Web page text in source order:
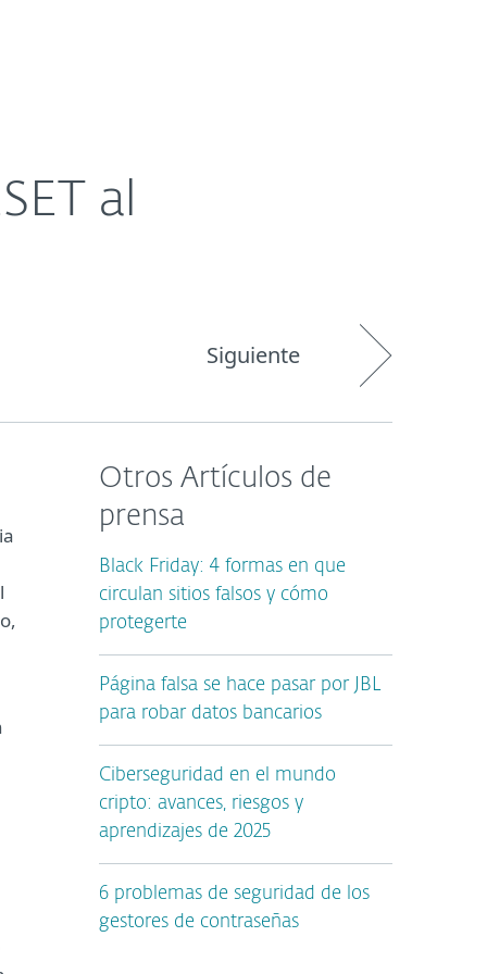
al
Siguiente
Otros Artículos de
prensa
Black Friday: 4 formas en que
circulan sitios falsos y cómo
protegerte
Página falsa se hace pasar por JBL
para robar datos bancarios
Ciberseguridad en el mundo
cripto: avances, riesgos y
aprendizajes de 2025
6 problemas de seguridad de los
gestores de contraseñas